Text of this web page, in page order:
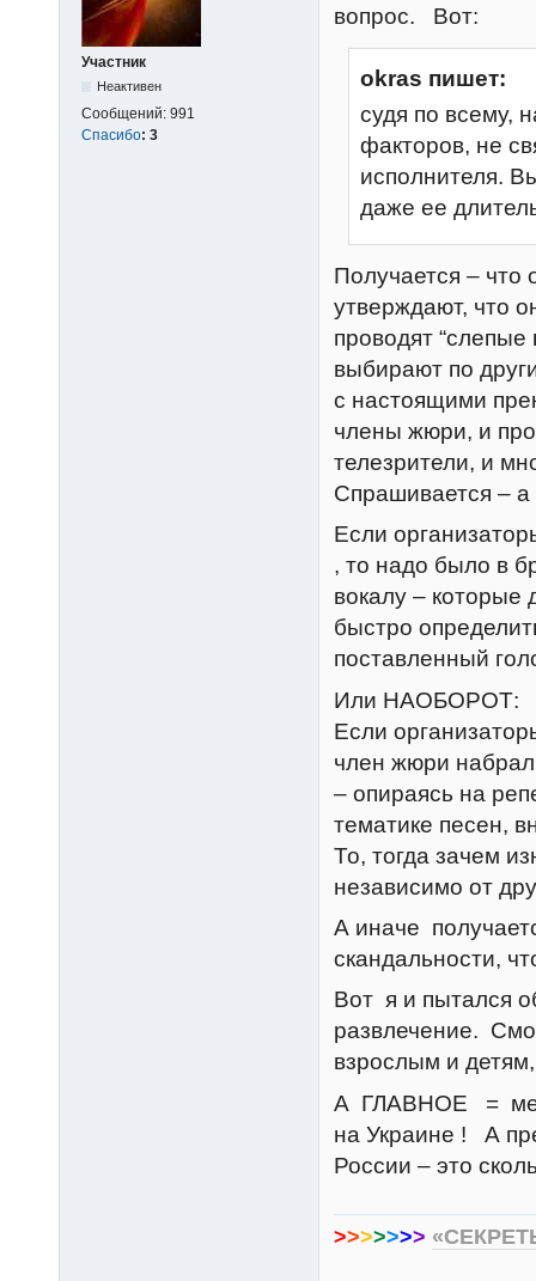
Участник
Неактивен
Сообщений: 991
Спасибо: 3
вопрос. Вот:
okras пишет:
судя по всему,
факторов, не
исполнителя.
даже ее
Получается – что
утверждают, что
проводят
выбирают по
с настоящими
члены жюри, и
телезрители, и
Спрашивается – а
Если
, то надо было в
вокалу – которые
быстро
поставленный
Или НАОБОРОТ:
Если
член жюри набрал
– опираясь на
тематике песен,
То, тогда зачем
независимо от
А иначе
скандальности,
Вот я и пытался
развлечение.
взрослым и
А ГЛАВНОЕ =
на Украине ! А
России – это
>>>>>>>